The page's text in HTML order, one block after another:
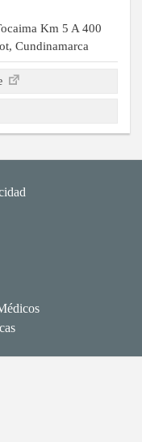
Km 5 A 400
Cundinamarca